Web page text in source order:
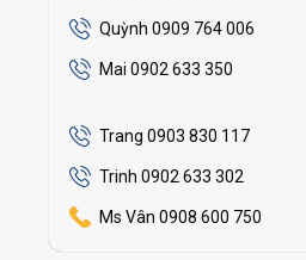
Quỳnh 0909 764 006
Mai 0902 633 350
Trang 0903 830 117
Trinh 0902 633 302
Ms Vân 0908 600 750